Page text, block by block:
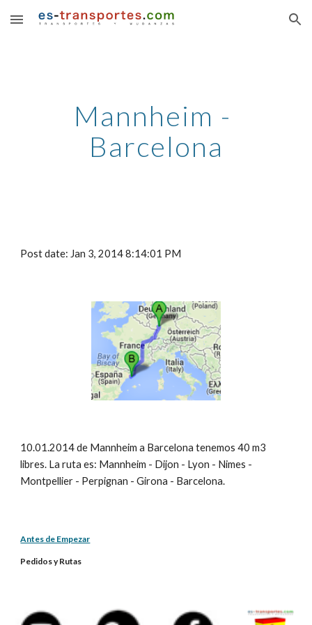
Skip to main content Skip to navigation
Mannheim -
Barcelona
Post date: Jan 3, 2014 8:14:01 PM
10.01.2014 de Mannheim a Barcelona tenemos 40 m3
libres. La ruta es: Mannheim - Dijon - Lyon - Nimes -
Montpellier - Perpignan - Girona - Barcelona.
Antes de Empezar
Pedidos y Rutas